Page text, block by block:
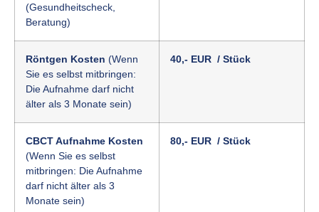
(Gesundheitscheck,
Beratung)
Röntgen Kosten (Wenn
Sie es selbst mitbringen:
Die Aufnahme darf nicht
älter als 3 Monate sein)
40,- EUR / Stück
CBCT Aufnahme Kosten
(Wenn Sie es selbst
mitbringen: Die Aufnahme
darf nicht älter als 3
Monate sein)
80,- EUR / Stück